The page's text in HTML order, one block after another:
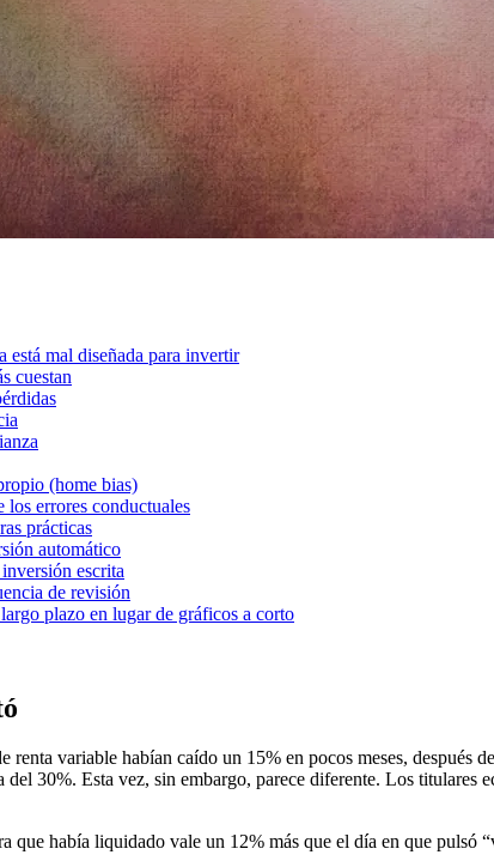
está mal diseñada para invertir
cuestan
(home bias)
los errores conductuales
prácticas
automático
escrita
de revisión
plazo en lugar de gráficos a corto
renta variable habían caído un 15% en pocos meses, después
30%. Esta vez, sin embargo, parece diferente. Los
que había liquidado vale un 12% más que el día en que pulsó